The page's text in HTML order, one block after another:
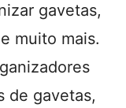
gavetas,
muito mais.
de gavetas,